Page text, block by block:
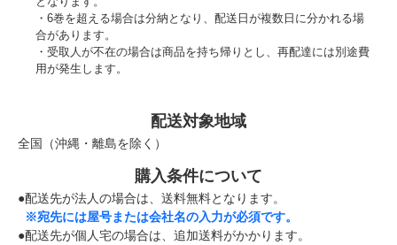
6巻を超える場合は分納となり、配送日が複数日に分かれる場
合があります。
受取人が不在の場合は商品を持ち帰りとし、再配達には別途費
用が発生します。
配送対象地域
全国（沖縄・離島を除く）
購入条件について
●配送先が法人の場合は、送料無料となります。
※宛先には屋号または会社名の入力が必須です。
●配送先が個人宅の場合は、追加送料がかかります。